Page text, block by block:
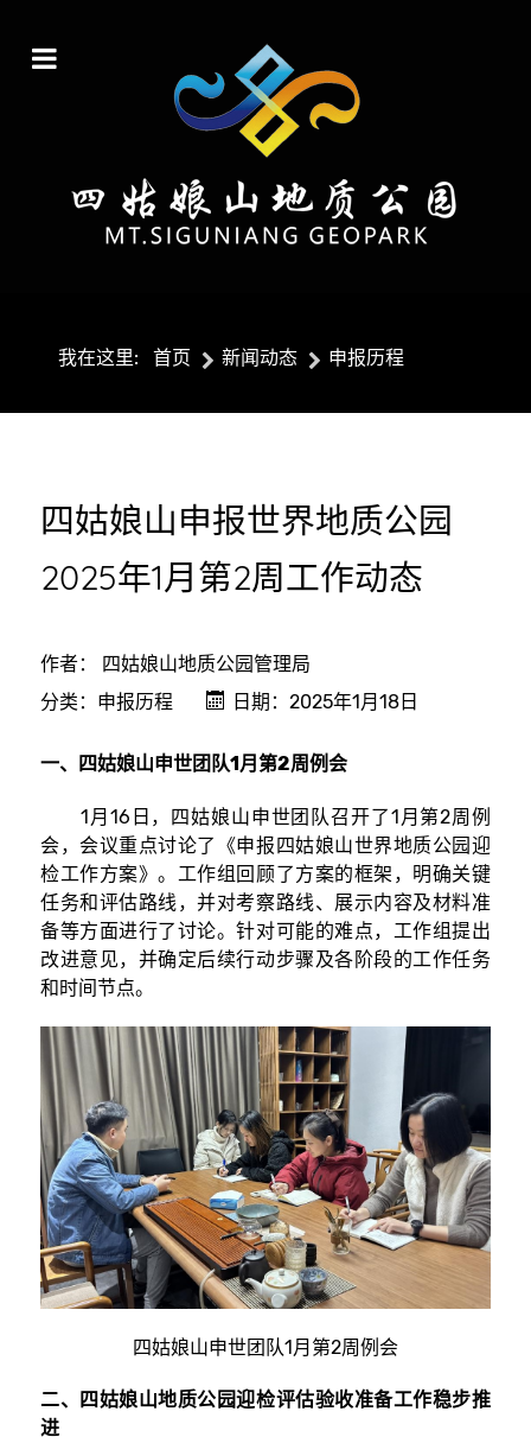
我在这里: 首页 新闻动态 申报历程
四姑娘山申报世界地质公园
2025年1月第2周工作动态
作者： 四姑娘山地质公园管理局
分类： 申报历程 日期：2025年1月18日
一、四姑娘山申世团队1月第2周例会
1月16日，四姑娘山申世团队召开了1月第2周例
会，会议重点讨论了《申报四姑娘山世界地质公园迎
检工作方案》。工作组回顾了方案的框架，明确关键
任务和评估路线，并对考察路线、展示内容及材料准
备等方面进行了讨论。针对可能的难点，工作组提出
改进意见，并确定后续行动步骤及各阶段的工作任务
和时间节点。
四姑娘山申世团队1月第2周例会
二、四姑娘山地质公园迎检评估验收准备工作稳步推
进